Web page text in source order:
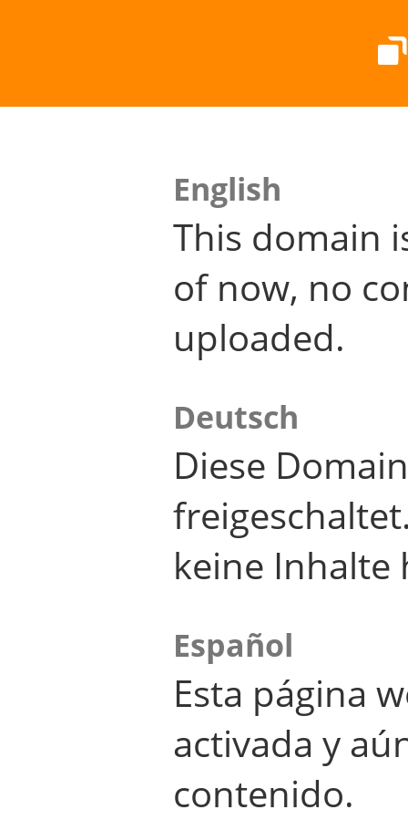
English
This domain
of now, no
uploaded.
Deutsch
Diese
keine Inhalte
Español
Esta página
activada y
contenido.